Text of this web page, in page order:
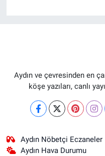
Aydın ve çevresinden en
köşe yazıları, canlı
Aydın Nöbetçi Eczaneler
Aydın Hava Durumu